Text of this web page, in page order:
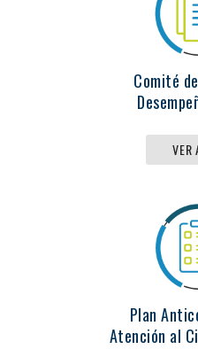
Comité
VER
Plan
Atención al